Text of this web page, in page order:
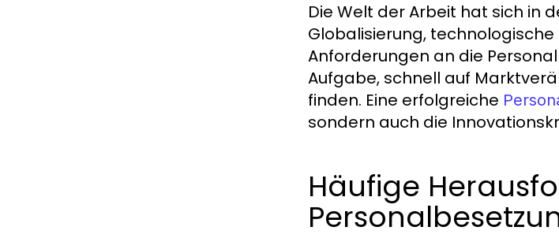
Die Welt der Arbeit hat sich in
Globalisierung,
Anforderungen an die
Aufgabe, schnell auf
finden. Eine erfolgreiche
sondern auch die
Häufige